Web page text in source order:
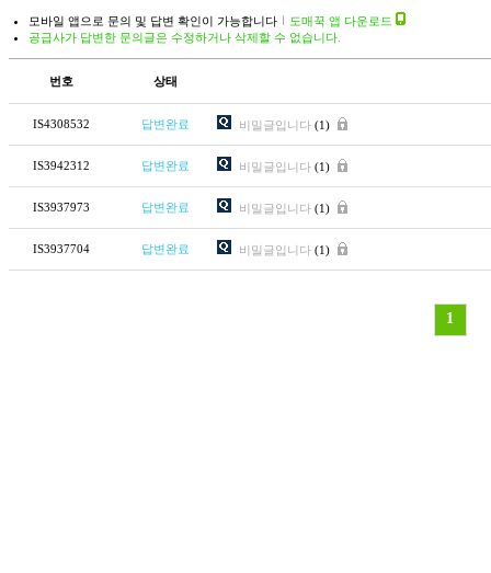
모바일 앱으로 문의 및 답변 확인이 가능합니다
도매꾹 앱 다운로드
공급사가 답변한 문의글은 수정하거나 삭제할 수 없습니다.
번호 상태
IS4308532 답변완료 비밀글입니다 (1)
IS3942312 답변완료 비밀글입니다 (1)
IS3937973 답변완료 비밀글입니다 (1)
IS3937704 답변완료 비밀글입니다 (1)
1